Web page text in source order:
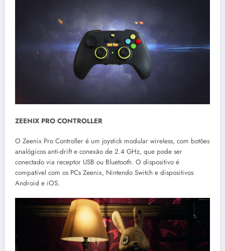
ZEENIX PRO CONTROLLER
O Zeenix Pro Controller é um joystick modular wireless, com botões
analógicos anti-drift e conexão de 2.4 GHz, que pode ser
conectado via receptor USB ou Bluetooth. O dispositivo é
compatível com os PCs Zeenix, Nintendo Switch e dispositivos
Android e iOS.